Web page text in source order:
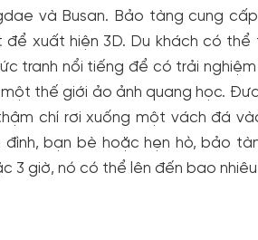
và Busan. Bảo tàng cung
xuất hiện 3D. Du khách có
tranh nổi tiếng để có trải
thế giới ảo ảnh quang học.
chí rơi xuống một vách đá
đình, bạn bè hoặc hẹn hò, bảo
3 giờ, nó có thể lên đến bao